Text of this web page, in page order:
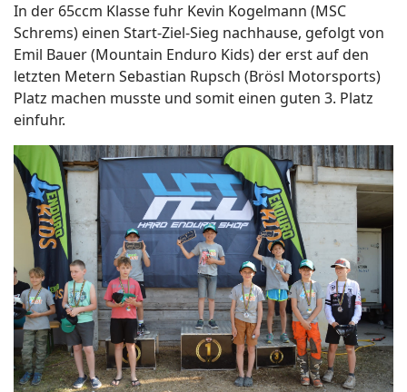
In der 65ccm Klasse fuhr Kevin Kogelmann (MSC
Schrems) einen Start-Ziel-Sieg nachhause, gefolgt von
Emil Bauer (Mountain Enduro Kids) der erst auf den
letzten Metern Sebastian Rupsch (Brösl Motorsports)
Platz machen musste und somit einen guten 3. Platz
einfuhr.